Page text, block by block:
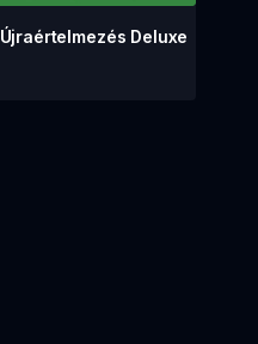
Deluxe